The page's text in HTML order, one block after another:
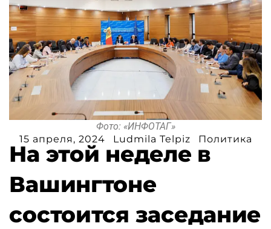
Фото: «ИНФОТАГ»
15 апреля, 2024
Ludmila Telpiz Политика
На этой неделе в
Вашингтоне
состоится заседание